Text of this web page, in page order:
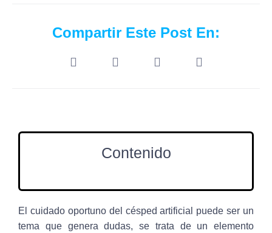
Compartir Este Post En:
Contenido
El cuidado oportuno del césped artificial puede ser un
tema que genera dudas, se trata de un elemento